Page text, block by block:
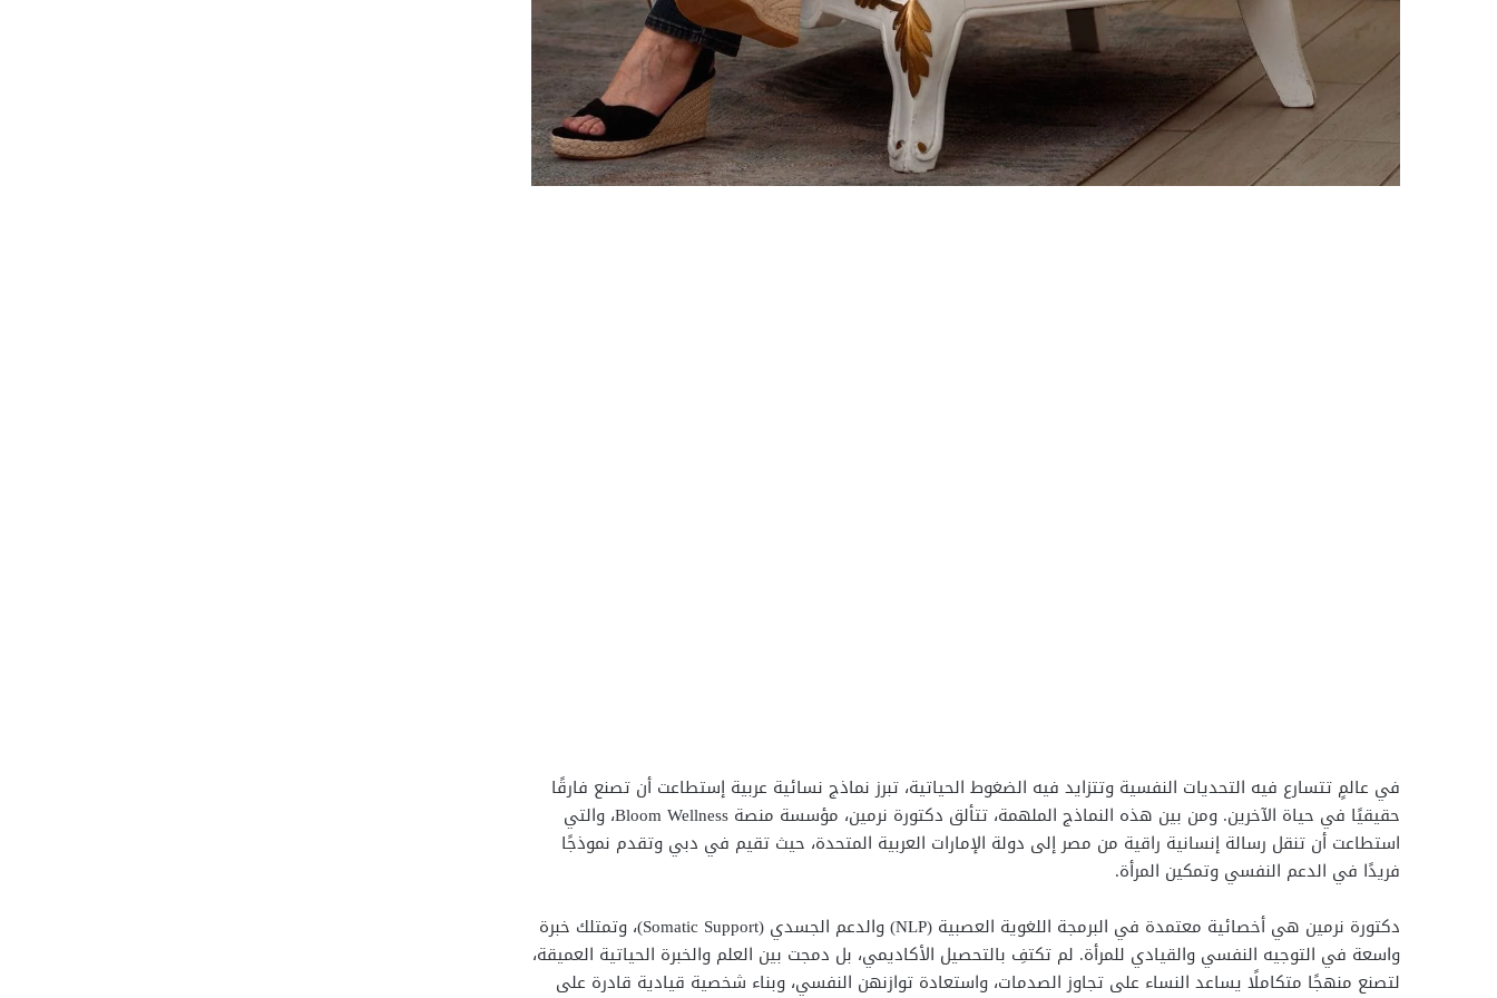
في عالمٍ تتسارع فيه التحديات النفسية وتتزايد فيه الضغوط الحياتية، تبرز نماذج نسائية عربية إستطاعت أن تصنع فارقًا
حقيقيًا في حياة الآخرين. ومن بين هذه النماذج الملهمة، تتألق دكتورة نرمين، مؤسسة منصة Bloom Wellness، والتي
استطاعت أن تنقل رسالة إنسانية راقية من مصر إلى دولة الإمارات العربية المتحدة، حيث تقيم في دبي وتقدم نموذجًا
فريدًا في الدعم النفسي وتمكين المرأة.
دكتورة نرمين هي أخصائية معتمدة في البرمجة اللغوية العصبية (NLP) والدعم الجسدي (Somatic Support)، وتمتلك خبرة
واسعة في التوجيه النفسي والقيادي للمرأة. لم تكتفِ بالتحصيل الأكاديمي، بل دمجت بين العلم والخبرة الحياتية العميقة،
لتصنع منهجًا متكاملًا يساعد النساء على تجاوز الصدمات، واستعادة توازنهن النفسي، وبناء شخصية قيادية قادرة على